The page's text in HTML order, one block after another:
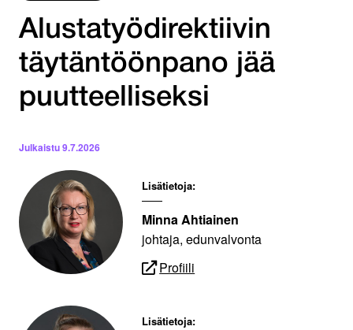
Alustatyödirektiivin
täytäntöönpano jää
puutteelliseksi
Julkaistu9.7.2026
Lisätietoja:
Minna Ahtiainen
johtaja, edunvalvonta
Profiili
Lisätietoja: